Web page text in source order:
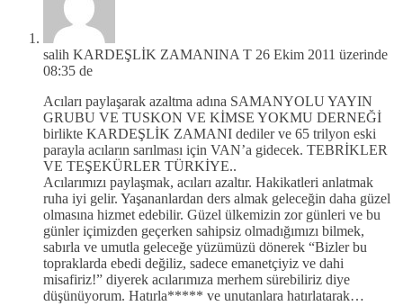
salih KARDEŞLİK ZAMANINA T 26 Ekim 2011 üzerinde
08:35 de
Acıları paylaşarak azaltma adına SAMANYOLU YAYIN
GRUBU VE TUSKON VE KİMSE YOKMU DERNEĞİ
birlikte KARDEŞLİK ZAMANI dediler ve 65 trilyon eski
parayla acıların sarılması için VAN’a gidecek. TEBRİKLER
VE TEŞEKÜRLER TÜRKİYE..
Acılarımızı paylaşmak, acıları azaltır. Hakikatleri anlatmak
ruha iyi gelir. Yaşananlardan ders almak geleceğin daha güzel
olmasına hizmet edebilir. Güzel ülkemizin zor günleri ve bu
günler içimizden geçerken sahipsiz olmadığımızı bilmek,
sabırla ve umutla geleceğe yüzümüzü dönerek “Bizler bu
topraklarda ebedi değiliz, sadece emanetçiyiz ve dahi
misafiriz!” diyerek acılarımıza merhem sürebiliriz diye
düşünüyorum. Hatırla***** ve unutanlara hatırlatarak…